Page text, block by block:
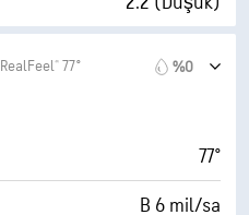
28° F
10 (Çok Parlak)
RealFeel® 77° %0
77°
B 6 mil/sa